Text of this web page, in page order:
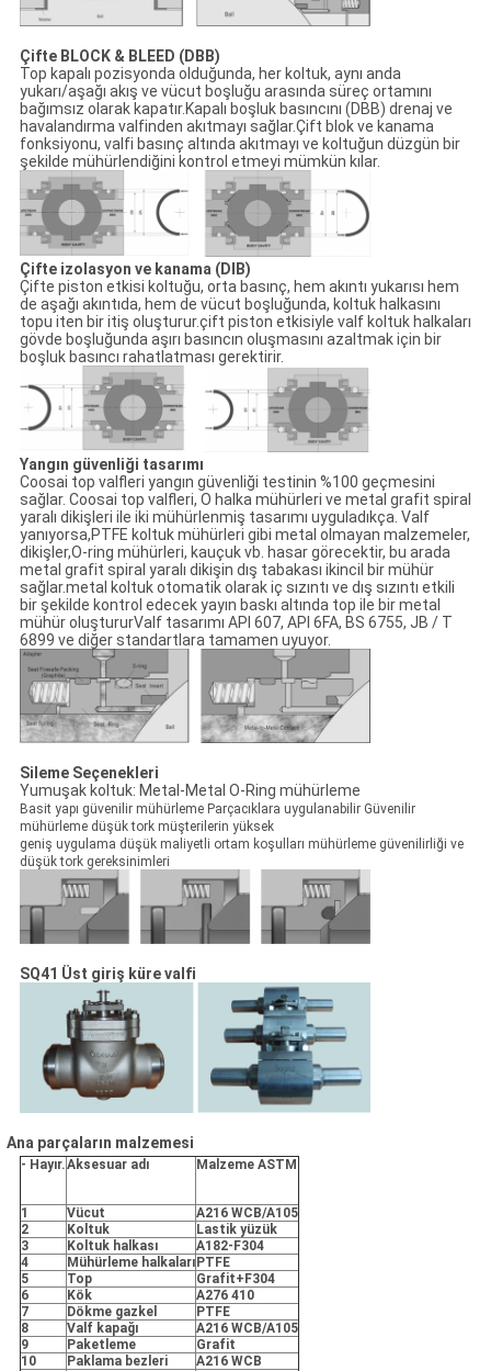
Çifte BLOCK & BLEED (DBB)
Top kapalı pozisyonda olduğunda, her koltuk, aynı anda
yukarı/aşağı akış ve vücut boşluğu arasında süreç ortamını
bağımsız olarak kapatır.Kapalı boşluk basıncını (DBB) drenaj ve
havalandırma valfinden akıtmayı sağlar.Çift blok ve kanama
fonksiyonu, valfi basınç altında akıtmayı ve koltuğun düzgün bir
şekilde mühürlendiğini kontrol etmeyi mümkün kılar.
Çifte izolasyon ve kanama (DIB)
Çifte piston etkisi koltuğu, orta basınç, hem akıntı yukarısı hem
de aşağı akıntıda, hem de vücut boşluğunda, koltuk halkasını
topu iten bir itiş oluşturur.çift piston etkisiyle valf koltuk halkaları
gövde boşluğunda aşırı basıncın oluşmasını azaltmak için bir
boşluk basıncı rahatlatması gerektirir.
Yangın güvenliği tasarımı
Coosai top valfleri yangın güvenliği testinin %100 geçmesini
sağlar. Coosai top valfleri, O halka mühürleri ve metal grafit spiral
yaralı dikişleri ile iki mühürlenmiş tasarımı uyguladıkça. Valf
yanıyorsa,PTFE koltuk mühürleri gibi metal olmayan malzemeler,
dikişler,O-ring mühürleri, kauçuk vb. hasar görecektir, bu arada
metal grafit spiral yaralı dikişin dış tabakası ikincil bir mühür
sağlar.metal koltuk otomatik olarak iç sızıntı ve dış sızıntı etkili
bir şekilde kontrol edecek yayın baskı altında top ile bir metal
mühür oluştururValf tasarımı API 607, API 6FA, BS 6755, JB / T
6899 ve diğer standartlara tamamen uyuyor.
Sileme Seçenekleri
Yumuşak koltuk: Metal-Metal O-Ring mühürleme
Basit yapı güvenilir mühürleme Parçacıklara uygulanabilir Güvenilir
mühürleme düşük tork müşterilerin yüksek
geniş uygulama düşük maliyetli ortam koşulları mühürleme güvenilirliği ve
düşük tork gereksinimleri
SQ41 Üst giriş küre valfi
Ana parçaların malzemesi
- Hayır.Aksesuar adı Malzeme ASTM
1 Vücut
A216 WCB/A105
2
Koltuk
Lastik yüzük
3
Koltuk halkası
A182-F304
4
Mühürleme halkalarıPTFE
5
Top
Grafit+F304
6
Kök
A276 410
7
Dökme gazkel
PTFE
8
Valf kapağı
A216 WCB/A105
9
Paketleme
Grafit
10
Paklama bezleri
A216 WCB